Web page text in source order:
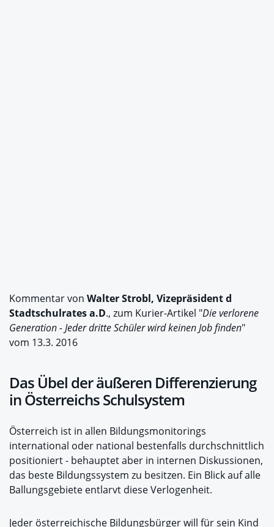
Kommentar von Walter Strobl, Vizepräsident d
Stadtschulrates a.D., zum Kurier-Artikel "Die verlorene
Generation - Jeder dritte Schüler wird keinen Job finden"
vom 13.3. 2016
Das Übel der äußeren Differenzierung
in Österreichs Schulsystem
Österreich ist in allen Bildungsmonitorings
international oder national bestenfalls durchschnittlich
positioniert - behauptet aber in internen Diskussionen,
das beste Bildungssystem zu besitzen. Ein Blick auf alle
Ballungsgebiete entlarvt diese Verlogenheit.
Jeder österreichische Bildungsbürger will für sein Kind